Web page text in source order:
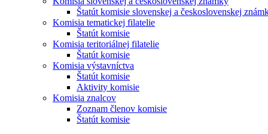
Štatút komisie slovenskej a československej
Komisia tematickej filatelie
Štatút komisie
Komisia teritoriálnej filatelie
Štatút komisie
Komisia výstavníctva
Štatút komisie
Aktivity komisie
Komisia znalcov
Zoznam členov komisie
Štatút komisie